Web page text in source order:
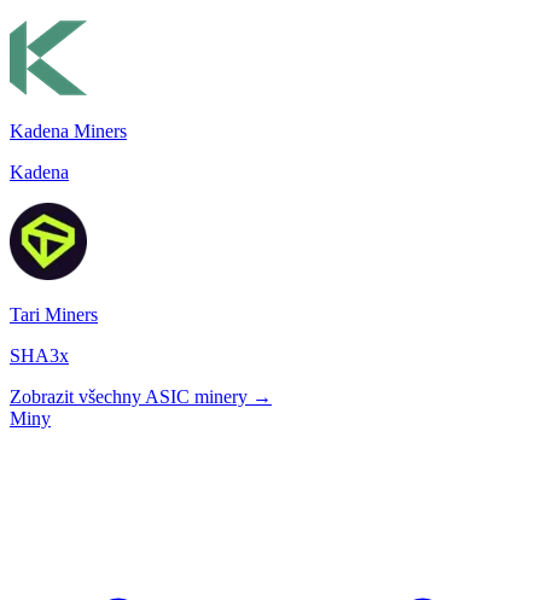
Kadena Miners
Kadena
Tari Miners
SHA3x
Zobrazit všechny ASIC minery →
Miny